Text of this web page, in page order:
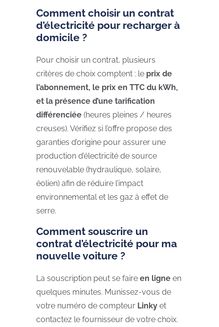
Comment choisir un contrat
d’électricité pour recharger à
domicile ?
Pour choisir un contrat, plusieurs
critères de choix comptent : le prix de
l’abonnement, le prix en TTC du kWh,
et la présence d’une tarification
différenciée (heures pleines / heures
creuses). Vérifiez si l’offre propose des
garanties d’origine pour assurer une
production d’électricité de source
renouvelable (hydraulique, solaire,
éolien) afin de réduire l’impact
environnemental et les gaz à effet de
serre.
Comment souscrire un
contrat d’électricité pour ma
nouvelle voiture ?
La souscription peut se faire en ligne en
quelques minutes. Munissez-vous de
votre numéro de compteur Linky et
contactez le fournisseur de votre choix.